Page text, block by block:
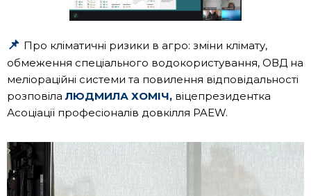
📌 Про кліматичні ризики в агро: зміни клімату,
обмеження спеціального водокористування, ОВД на
меліораційні системи та повилення відповідальності
розповілаЛЮДМИЛА ХОМІЧ, віцепрезидентка
Асоціації професіоналів довкілля PAEW.